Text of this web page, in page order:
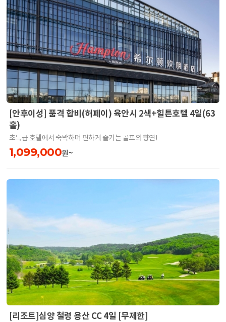
[안후이성] 품격 합비(허페이) 육안시 2색+힐튼호텔 4일(63
홀)
초특급 호텔에서 숙박하며 편하게 즐기는 골프의 향연!
1,099,000원~
[리조트]심양 철령 용산 CC 4일 [무제한]